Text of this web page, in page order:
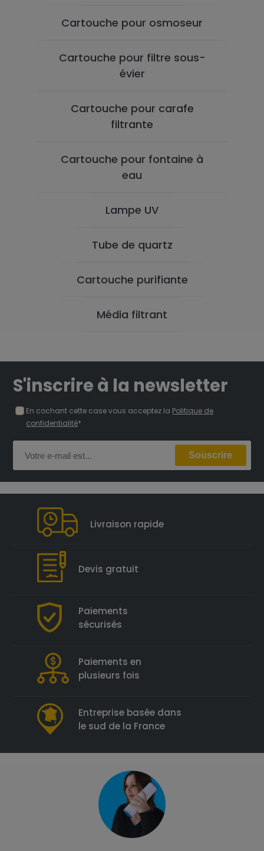
Cartouche pour osmoseur
Cartouche pour filtre sous-
évier
Cartouche pour carafe
filtrante
Cartouche pour fontaine à
eau
Lampe UV
Tube de quartz
Cartouche purifiante
Média filtrant
S'inscrire à la newsletter
En cochant cette case vous acceptez la Politique de
confidentialité*
Livraison rapide
Devis gratuit
Paiements
sécurisés
Paiements en
plusieurs fois
Entreprise basée dans
le sud de la France